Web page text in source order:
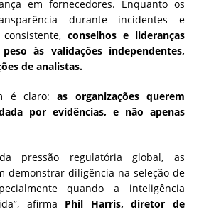
em fornecedores. Enquanto os
durante incidentes e
conselhos e lideranças
às validações independentes,
de analistas.
é claro:as organizações querem
por evidências, e não apenas
pressão regulatória global, as
demonstrar diligência na seleção de
quando a inteligência
afirma Phil Harris, diretor de